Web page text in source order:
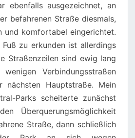
ebenfalls ausgezeichnet, an
befahrenen Straße diesmals,
und komfortabel eingerichtet.
zu erkunden ist allerdings
Straßenzeilen sind ewig lang
Verbindungsstraßen
Hauptstraße. Mein
Parks scheiterte zunächst
Überquerungsmöglichkeit
Straße, dann schließlich